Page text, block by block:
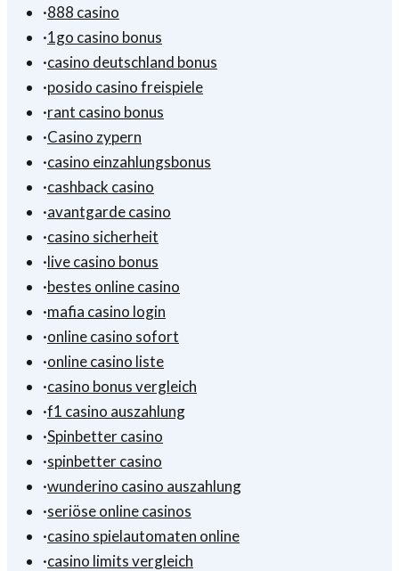
·888 casino
·1go casino bonus
·casino deutschland bonus
·posido casino freispiele
·rant casino bonus
·Casino zypern
·casino einzahlungsbonus
·cashback casino
·avantgarde casino
·casino sicherheit
·live casino bonus
·bestes online casino
·mafia casino login
·online casino sofort
·online casino liste
·casino bonus vergleich
·f1 casino auszahlung
·Spinbetter casino
·spinbetter casino
·wunderino casino auszahlung
·seriöse online casinos
·casino spielautomaten online
·casino limits vergleich